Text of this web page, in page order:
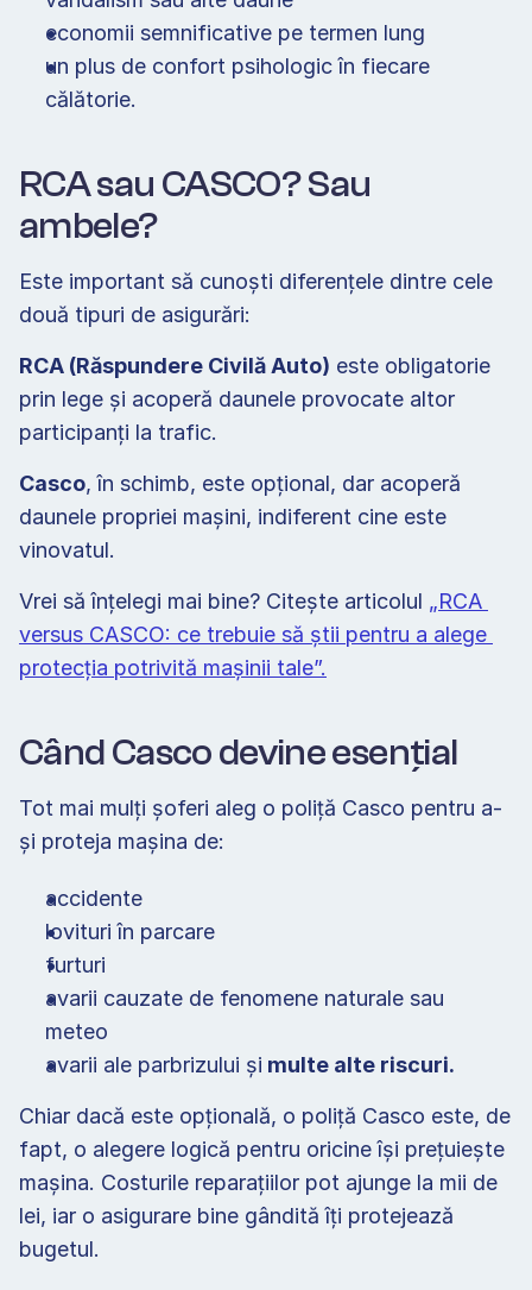
economii semnificative pe termen lung
un plus de confort psihologic în fiecare
călătorie.
RCA sau CASCO? Sau
ambele?
Este important să cunoști diferențele dintre cele
două tipuri de asigurări:
RCA (Răspundere Civilă Auto) este obligatorie
prin lege și acoperă daunele provocate altor
participanți la trafic.
Casco, în schimb, este opțional, dar acoperă
daunele propriei mașini, indiferent cine este
vinovatul.
Vrei să înțelegi mai bine? Citește articolul „RCA
versus CASCO: ce trebuie să știi pentru a alege
protecția potrivită mașinii tale”.
Când Casco devine esențial
Tot mai mulți șoferi aleg o poliță Casco pentru a-
și proteja mașina de:
accidente
lovituri în parcare
furturi
avarii cauzate de fenomene naturale sau
meteo
avarii ale parbrizului și multe alte riscuri.
Chiar dacă este opțională, o poliță Casco este, de
fapt, o alegere logică pentru oricine își prețuiește
mașina. Costurile reparațiilor pot ajunge la mii de
lei, iar o asigurare bine gândită îți protejează
bugetul.